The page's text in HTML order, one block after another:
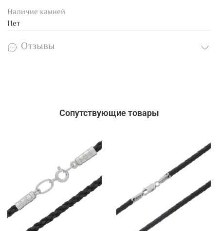
Наличие камней
Нет
Отзывы
Сопутствующие товары